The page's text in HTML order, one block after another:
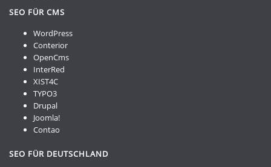
SEO FÜR CMS
WordPress
Conterior
OpenCms
InterRed
XIST4C
TYPO3
Drupal
Joomla!
Contao
SEO FÜR DEUTSCHLAND